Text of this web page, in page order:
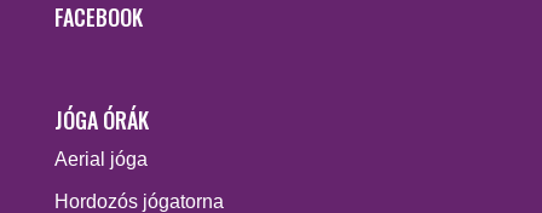
FACEBOOK
JÓGA ÓRÁK
Aerial jóga
Hordozós jógatorna